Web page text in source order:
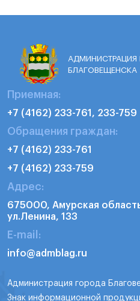
АДМИНИСТРАЦИЯ
БЛАГОВЕЩЕНСКА
Приемная:
+7 (4162) 233-761, 233-759
Обращения граждан:
+7 (4162) 233-761
+7 (4162) 233-759
Адрес:
675000, Амурская
ул.Ленина, 133
E-mail:
info@admblag.ru
Администрация города
Знак информационной